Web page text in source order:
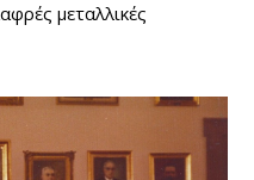
μεταλλικές